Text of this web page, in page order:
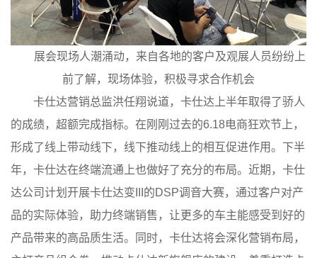
展会现场人潮涌动，来自各地的客户及观展人员纷纷上
前了解，现场体验，积极寻求合作机会
卡仕达营销总监洪任翔说道，卡仕达上半年取得了骄人
的成绩，超额完成指标。在刚刚过去的6.18电商狂欢节上，
形成了线上带动线下，线下推动线上的相互促进作用。下半
年，卡仕达在终端流通上也做好了充分的布局。近期，卡仕
达公司计划开展卡仕达变III的DSP调音大赛，通过客户对产
品的实际体验，助力终端销售，让更多的车主能感受到好的
产品带来的高品质生活。同时，卡仕达将会深化营销布局，